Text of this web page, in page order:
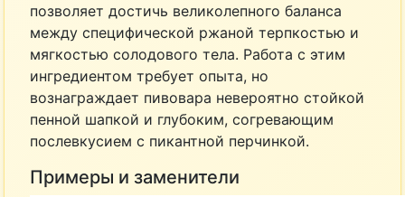
позволяет достичь великолепного баланса
между специфической ржаной терпкостью и
мягкостью солодового тела. Работа с этим
ингредиентом требует опыта, но
вознаграждает пивовара невероятно стойкой
пенной шапкой и глубоким, согревающим
послевкусием с пикантной перчинкой.
Примеры и заменители